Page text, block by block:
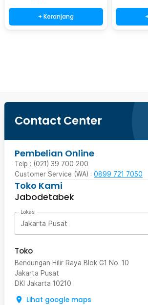
+ Keranjang
Contact Center
Pembelian Online
Telp : (021) 39 700 200
Customer Service (WA) : 0899 721 7050
Toko Kami
Jabodetabek
Lokasi
Jakarta Pusat
Toko
Bendungan Hilir Raya Blok G1 No. 10
Jakarta Pusat
DKI Jakarta 10210
Lihat google maps